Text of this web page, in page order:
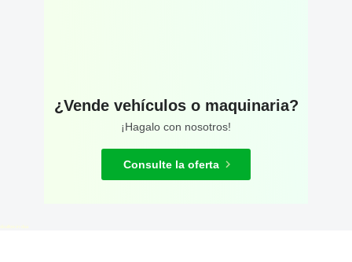
¿Vende vehículos o maquinaria?
¡Hagalo con nosotros!
Consulte la oferta
disallow-in-dsa